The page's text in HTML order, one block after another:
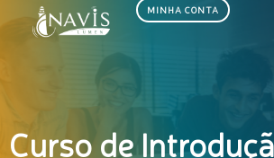
MINHA CONTA
Curso de